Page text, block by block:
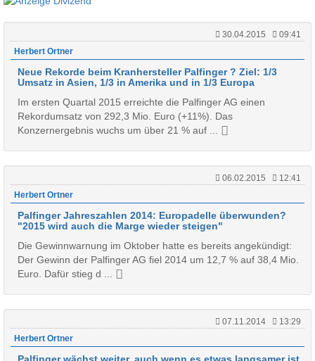
30.04.2015
09:41
Herbert Ortner
Neue Rekorde beim Kranhersteller Palfinger ? Ziel: 1/3
Umsatz in Asien, 1/3 in Amerika und in 1/3 Europa
Im ersten Quartal 2015 erreichte die Palfinger AG einen
Rekordumsatz von 292,3 Mio. Euro (+11%). Das
Konzernergebnis wuchs um über 21 % auf ...
06.02.2015
12:41
Herbert Ortner
Palfinger Jahreszahlen 2014: Europadelle überwunden?
"2015 wird auch die Marge wieder steigen"
Die Gewinnwarnung im Oktober hatte es bereits angekündigt:
Der Gewinn der Palfinger AG fiel 2014 um 12,7 % auf 38,4 Mio.
Euro. Dafür stieg d ...
07.11.2014
13:29
Herbert Ortner
Palfinger wächst weiter, auch wenn es etwas langsamer ist